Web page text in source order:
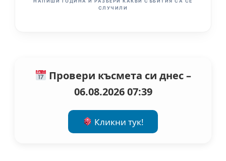
СЛУЧИЛИ
Провери късмета си днес –
06.08.2026 07:39
Кликни тук!